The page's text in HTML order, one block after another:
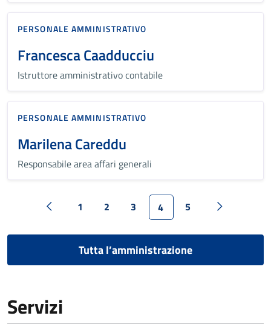
PERSONALE AMMINISTRATIVO
Francesca Caadducciu
Istruttore amministrativo contabile
PERSONALE AMMINISTRATIVO
Marilena Careddu
Responsabile area affari generali
1 2 3 4 5
Tutta l’amministrazione
Servizi